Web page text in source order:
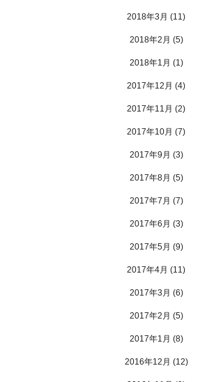
2018年3月 (11)
2018年2月 (5)
2018年1月 (1)
2017年12月 (4)
2017年11月 (2)
2017年10月 (7)
2017年9月 (3)
2017年8月 (5)
2017年7月 (7)
2017年6月 (3)
2017年5月 (9)
2017年4月 (11)
2017年3月 (6)
2017年2月 (5)
2017年1月 (8)
2016年12月 (12)